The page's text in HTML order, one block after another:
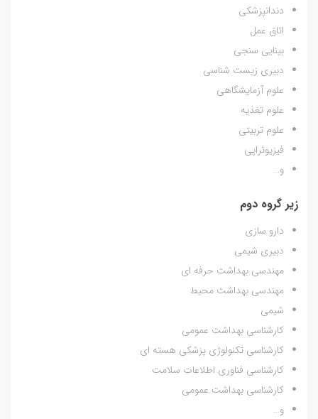
دندانپزشکی
اتاق عمل
بینایی سنجی
دبیری زیست شناسی
علوم آزمایشگاهی
علوم تغذیه
علوم تربیتی
فیزیوتراپی
و…
زیر گروه دوم
دارو سازی
دبیری شیمی
مهندسی بهداشت حرفه ای
مهندسی بهداشت محیط
شیمی
کارشناسی بهداشت عمومی
کارشناسی تکنولوژی پزشکی هسته ای
کارشناسی فناوری اطلاعات سلامت
کارشناسی بهداشت عمومی
و…